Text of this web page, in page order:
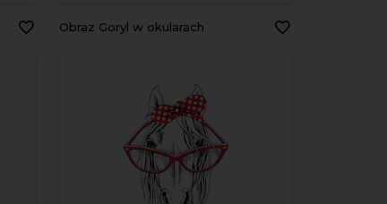
Obraz Goryl w okularach